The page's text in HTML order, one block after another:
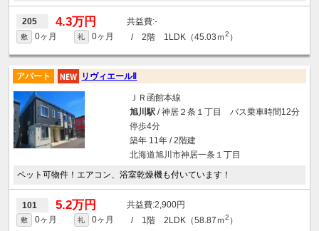
205 4.3万円 -
敷 0ヶ月 礼 0ヶ月 / 2階 1LDK（45.03ｍ2 ）
アパート リヴィエールⅡ
ＪＲ函館本線
旭川駅/ 神居２条１丁目 バス乗車時間12分
停歩4分
築年 11年 / 2階建
北海道旭川市神居一条１丁目
ペット可物件！エアコン、浴室乾燥機も付いています！
101 5.2万円 2,900円
敷 0ヶ月 礼 0ヶ月 / 1階 2LDK（58.87ｍ2 ）